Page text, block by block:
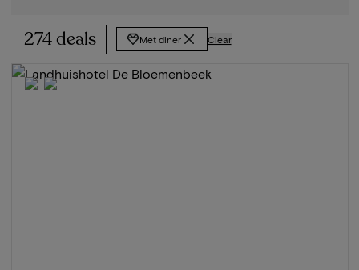
274 deals Met diner Clear